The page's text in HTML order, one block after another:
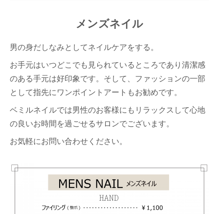
メンズネイル
男の身だしなみとしてネイルケアをする。
お手元はいつどこでも見られているところであり清潔感
のある手元は好印象です。そして、ファッションの一部
として指先にワンポイントアートもお勧めです。
ベミルネイルでは男性のお客様にもリラックスして心地
の良いお時間を過ごせるサロンでございます。
お気軽にお問い合わせください。